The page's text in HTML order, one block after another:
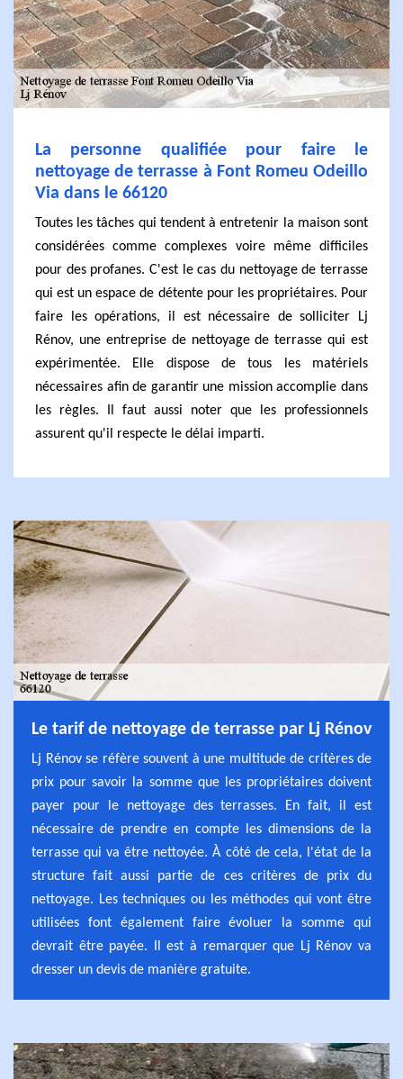
La personne qualifiée pour faire le
nettoyage de terrasse à Font Romeu Odeillo
Via dans le 66120
Toutes les tâches qui tendent à entretenir la maison sont
considérées comme complexes voire même difficiles
pour des profanes. C'est le cas du nettoyage de terrasse
qui est un espace de détente pour les propriétaires. Pour
faire les opérations, il est nécessaire de solliciter Lj
Rénov, une entreprise de nettoyage de terrasse qui est
expérimentée. Elle dispose de tous les matériels
nécessaires afin de garantir une mission accomplie dans
les règles. Il faut aussi noter que les professionnels
assurent qu'il respecte le délai imparti.
Le tarif de nettoyage de terrasse par Lj Rénov
Lj Rénov se réfère souvent à une multitude de critères de
prix pour savoir la somme que les propriétaires doivent
payer pour le nettoyage des terrasses. En fait, il est
nécessaire de prendre en compte les dimensions de la
terrasse qui va être nettoyée. À côté de cela, l'état de la
structure fait aussi partie de ces critères de prix du
nettoyage. Les techniques ou les méthodes qui vont être
utilisées font également faire évoluer la somme qui
devrait être payée. Il est à remarquer que Lj Rénov va
dresser un devis de manière gratuite.